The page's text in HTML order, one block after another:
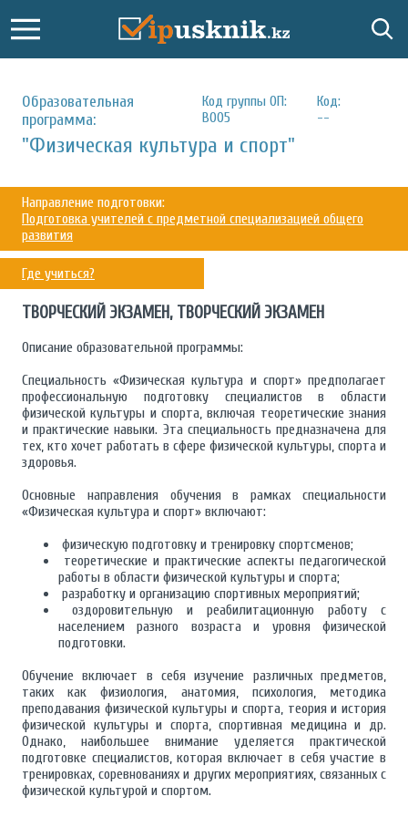
Образовательная
программа:
Код группы ОП:
В005
Код:
--
"Физическая культура и спорт"
Направление подготовки:
Подготовка учителей с предметной специализацией общего
развития
Где учиться?
ТВОРЧЕСКИЙ ЭКЗАМЕН, ТВОРЧЕСКИЙ ЭКЗАМЕН
Описание образовательной программы:
Специальность «Физическая культура и спорт» предполагает
профессиональную подготовку специалистов в области
физической культуры и спорта, включая теоретические знания
и практические навыки. Эта специальность предназначена для
тех, кто хочет работать в сфере физической культуры, спорта и
здоровья.
Основные направления обучения в рамках специальности
«Физическая культура и спорт» включают:
физическую подготовку и тренировку спортсменов;
теоретические и практические аспекты педагогической
работы в области физической культуры и спорта;
разработку и организацию спортивных мероприятий;
оздоровительную и реабилитационную работу с
населением разного возраста и уровня физической
подготовки.
Обучение включает в себя изучение различных предметов,
таких как физиология, анатомия, психология, методика
преподавания физической культуры и спорта, теория и история
физической культуры и спорта, спортивная медицина и др.
Однако, наибольшее внимание уделяется практической
подготовке специалистов, которая включает в себя участие в
тренировках, соревнованиях и других мероприятиях, связанных с
физической культурой и спортом.